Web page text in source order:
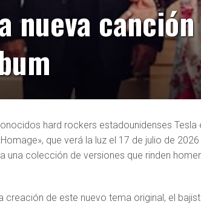
nueva
hard rockers estadounidenses
que verá la luz el 17 de julio de
una colección de versiones que rinden
creación de este nuevo tema original, el